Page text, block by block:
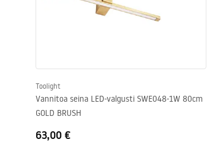
Toolight
Vannitoa seina LED-valgusti SWE048-1W 80cm
GOLD BRUSH
63,00 €